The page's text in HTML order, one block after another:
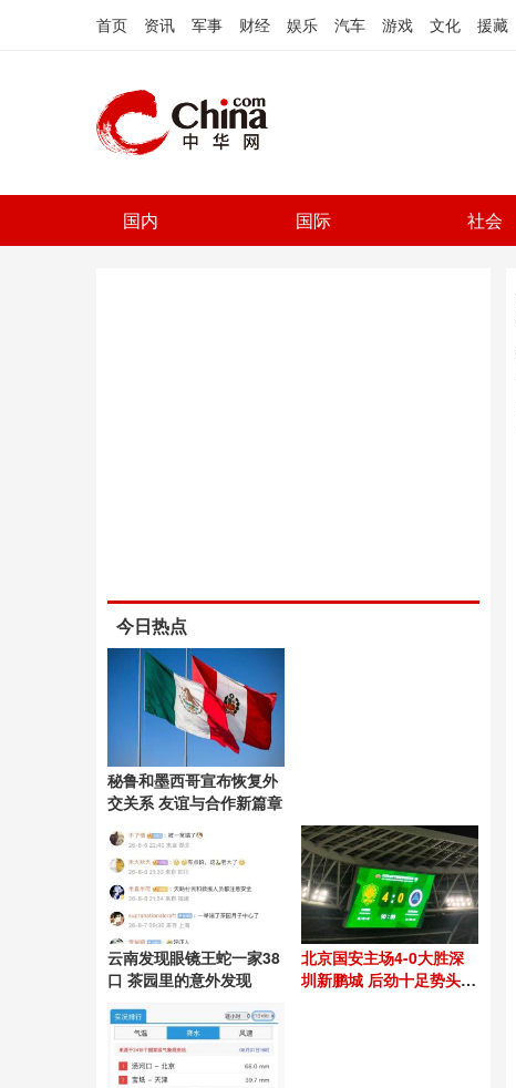
首页 资讯 军事 财经 娱乐 汽车 游戏 文化 援藏
国内 国际 社会
今日热点
秘鲁和墨西哥宣布恢复外
交关系 友谊与合作新篇章
云南发现眼镜王蛇一家38
口 茶园里的意外发现
北京国安主场4-0大胜深
圳新鹏城 后劲十足势头良